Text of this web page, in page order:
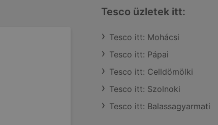
Tesco üzletek itt:
Tesco itt: Mohácsi
Tesco itt: Pápai
Tesco itt: Celldömölki
Tesco itt: Szolnoki
Tesco itt: Balassagyarmati